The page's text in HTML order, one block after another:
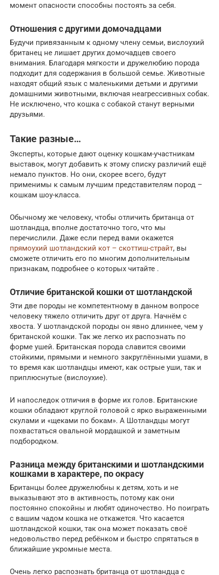
момент опасности способны постоять за себя.
Отношения с другими домочадцами
Будучи привязанным к одному члену семьи, вислоухий
британец не лишает других домочадцев своего
внимания. Благодаря мягкости и дружелюбию порода
подходит для содержания в большой семье. Животные
находят общий язык с маленькими детьми и другими
домашними животными, включая неагрессивных собак.
Не исключено, что кошка с собакой станут верными
друзьями.
Такие разные…
Эксперты, которые дают оценку кошкам-участникам
выставок, могут добавить к этому списку различий ещё
немало пунктов. Но они, скорее всего, будут
применимы к самым лучшим представителям пород –
кошкам шоу-класса.
Обычному же человеку, чтобы отличить британца от
шотландца, вполне достаточно того, что мы
перечислили. Даже если перед вами окажется
прямоухий шотландский кот – скоттиш-страйт, вы
сможете отличить его по многим дополнительным
признакам, подробнее о которых читайте .
Отличие британской кошки от шотландской
Эти две породы не компетентному в данном вопросе
человеку тяжело отличить друг от друга. Начнём с
хвоста. У шотландской породы он явно длиннее, чем у
британской кошки. Так же легко их распознать по
форме ушей. Британская порода славится своими
стойкими, прямыми и немного закруглёнными ушами, в
то время как шотландцы имеют, как острые уши, так и
приплюснутые (вислоухие).
И напоследок отличия в форме их голов. Британские
кошки обладают круглой головой с ярко выраженными
скулами и «щеками по бокам». А Шотландцы могут
похвастаться овальной мордашкой и заметным
подбородком.
Разница между британскими и шотландскими
кошками в характере, по окрасу
Британцы более дружелюбны к детям, хоть и не
выказывают это в активность, потому как они
постоянно спокойны и любят одиночество. Но поиграть
с вашим чадом кошка не откажется. Что касается
шотландской кошки, так она может показать своё
недовольство перед ребёнком и быстро спрятаться в
ближайшие укромные места.
Очень легко распознать британца от шотландца с